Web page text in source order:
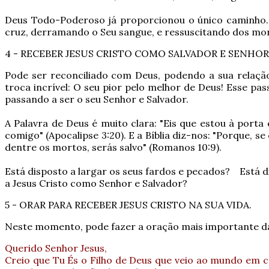
Deus Todo-Poderoso já proporcionou o único
cruz, derramando o Seu sangue, e ressuscitando dos
4 - RECEBER JESUS CRISTO COMO SALVADOR E
Pode ser reconciliado com Deus, podendo a sua
troca incrível: O seu pior pelo melhor de Deus! Esse
passando a ser o seu Senhor e Salvador.
A Palavra de Deus é muito clara: "Eis que estou à
comigo" (Apocalipse 3:20). E a Bíblia diz-nos: "Porque,
dentre os mortos, serás salvo" (Romanos 10:9).
Está disposto a largar os seus fardos e pecados? Está
a Jesus Cristo como Senhor e Salvador?
5 - ORAR PARA RECEBER JESUS CRISTO NA SUA VIDA.
Neste momento, pode fazer a oração mais importante
Querido Senhor Jesus,
Creio que Tu És o Filho de Deus que veio ao mundo